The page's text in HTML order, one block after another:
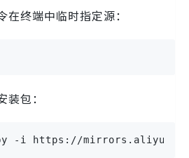
终端中临时指定源：
包：
-i https://